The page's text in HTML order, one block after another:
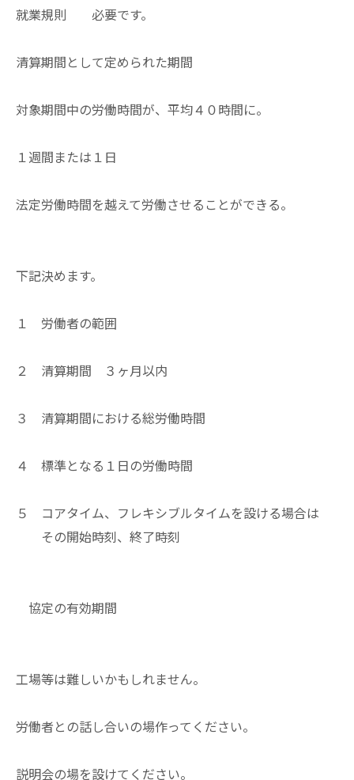
就業規則 必要です。
清算期間として定められた期間
対象期間中の労働時間が、平均４０時間に。
１週間または１日
法定労働時間を越えて労働させることができる。
下記決めます。
１ 労働者の範囲
２ 清算期間 ３ヶ月以内
３ 清算期間における総労働時間
４ 標準となる１日の労働時間
５ コアタイム、フレキシブルタイムを設ける場合は
その開始時刻、終了時刻
協定の有効期間
工場等は難しいかもしれません。
労働者との話し合いの場作ってください。
説明会の場を設けてください。